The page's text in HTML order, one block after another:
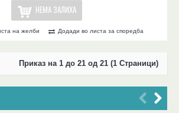
НЕМА ЗАЛИХА
на желби Додади во листа за споредба
Приказ на 1 до 21 од 21 (1 Страници)